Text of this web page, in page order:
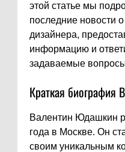
этой статье мы
последние новости
дизайнера,
информацию и
задаваемые
Краткая биография
Валентин Юдашкин
года в Москве. Он
своим уникальным